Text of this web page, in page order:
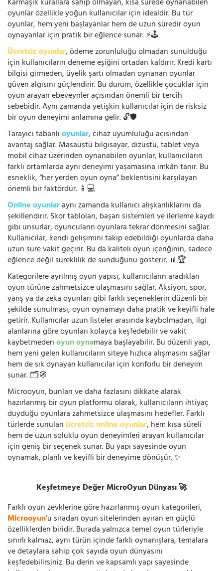
Karmaşık kurallara sahip olmayan, kısa sürede oynanabilen
oyunlar özellikle yoğun kullanıcılar için idealdir. Bu tür
oyunlar, hem yeni başlayanlar hem de uzun süredir oyun
oynayanlar için pratik bir eğlence sunar. ⚡🕹️
Ücretsiz oyunlar, ödeme zorunluluğu olmadan sunulduğu
için kullanıcıların deneme eşiğini ortadan kaldırır. Kredi kartı
bilgisi girmeden, üyelik şartı olmadan oynanan oyunlar
güven algısını güçlendirir. Bu durum, özellikle çocuklar için
oyun arayan ebeveynler açısından önemli bir tercih
sebebidir. Aynı zamanda yetişkin kullanıcılar için de risksiz
bir oyun deneyimi anlamına gelir. 🔓🛡️
Tarayıcı tabanlıoyunlar, cihaz uyumluluğu açısından
avantaj sağlar. Masaüstü bilgisayar, dizüstü, tablet veya
mobil cihaz üzerinden oynanabilen oyunlar, kullanıcıların
farklı ortamlarda aynı deneyimi yaşamasına imkân tanır. Bu
esneklik, “her yerden oyun oyna” beklentisini karşılayan
önemli bir faktördür. 📱💻
Online oyunlaraynı zamanda kullanıcı alışkanlıklarını da
şekillendirir. Skor tabloları, başarı sistemleri ve ilerleme kaydı
gibi unsurlar, oyuncuların oyunlara tekrar dönmesini sağlar.
Kullanıcılar, kendi gelişimini takip edebildiği oyunlarda daha
uzun süre vakit geçirir. Bu da kaliteli oyun içeriğinin, sadece
eğlence değil süreklilik de sunduğunu gösterir. 📊🏆
Kategorilere ayrılmış oyun yapısı, kullanıcıların aradıkları
oyun türüne zahmetsizce ulaşmasını sağlar. Aksiyon, spor,
yarış ya da zeka oyunları gibi farklı seçeneklerin düzenli bir
şekilde sunulması, oyun oynamayı daha pratik ve keyifli hale
getirir. Kullanıcılar uzun listeler arasında kaybolmadan, ilgi
alanlarına göre oyunları kolayca keşfedebilir ve vakit
kaybetmedenoyun oynamaya başlayabilir. Bu düzenli yapı,
hem yeni gelen kullanıcıların siteye hızlıca alışmasını sağlar
hem de sık oynayan kullanıcılar için konforlu bir deneyim
sunar. 🗂️🧭
Microoyun, bunları ve daha fazlasını dikkate alarak
hazırlanmış bir oyun platformu olarak, kullanıcıların ihtiyaç
duyduğu oyunlara zahmetsizce ulaşmasını hedefler. Farklı
türlerde sunulan ücretsiz online oyunlar, hem kısa süreli
hem de uzun soluklu oyun deneyimleri arayan kullanıcılar
için geniş bir seçenek sunar. Bu yapı sayesinde oyun
oynamak, planlı ve keyifli bir deneyime dönüşür. ✨
Keşfetmeye Değer MicroOyun Dünyası 🚀
Farklı oyun zevklerine göre hazırlanmış oyun kategorileri,
Microoyun’u sıradan oyun sitelerinden ayıran en güçlü
özelliklerden biridir. Burada yalnızca temel oyun türleriyle
sınırlı kalmaz, aynı türün içinde farklı oynanışlara, temalara
ve detaylara sahip çok sayıda oyun dünyasını
keşfedebilirsiniz. Bu derin ve kapsamlı yapı sayesinde